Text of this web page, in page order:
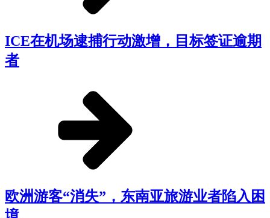
ICE在机场逮捕行动激增，目标签证逾期
者
欧洲游客“消失”，东南亚旅游业者陷入困